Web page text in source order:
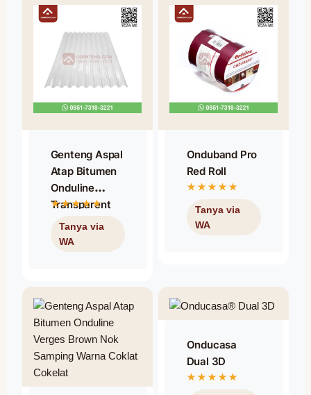
Genteng Aspal
Atap Bitumen
Onduline
Transparent
Onduclair /
Transparan
Onduband Pro
Red Roll
Onducasa
Dual 3D